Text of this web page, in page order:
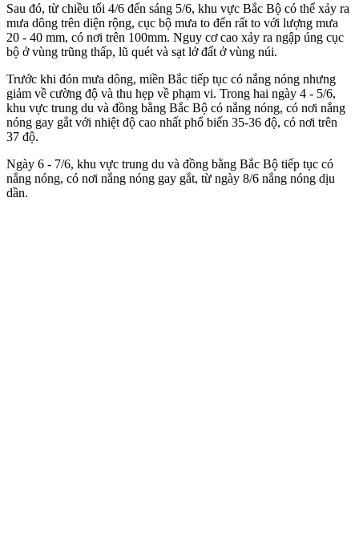
Sau đó, từ chiều tối 4/6 đến sáng 5/6, khu vực Bắc Bộ có thể xảy ra
mưa dông trên diện rộng, cục bộ mưa to đến rất to với lượng mưa
20 - 40 mm, có nơi trên 100mm. Nguy cơ cao xảy ra ngập úng cục
bộ ở vùng trũng thấp, lũ quét và sạt lở đất ở vùng núi.
Trước khi đón mưa dông, miền Bắc tiếp tục có nắng nóng nhưng
giảm về cường độ và thu hẹp về phạm vi. Trong hai ngày 4 - 5/6,
khu vực trung du và đồng bằng Bắc Bộ có nắng nóng, có nơi nắng
nóng gay gắt với nhiệt độ cao nhất phổ biến 35-36 độ, có nơi trên
37 độ.
Ngày 6 - 7/6, khu vực trung du và đồng bằng Bắc Bộ tiếp tục có
nắng nóng, có nơi nắng nóng gay gắt, từ ngày 8/6 nắng nóng dịu
dần.